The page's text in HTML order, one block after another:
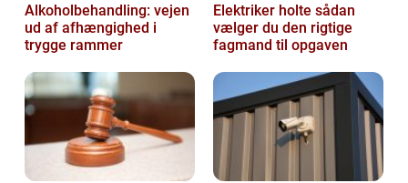
Alkoholbehandling: vejen
ud af afhængighed i
trygge rammer
Elektriker holte sådan
vælger du den rigtige
fagmand til opgaven